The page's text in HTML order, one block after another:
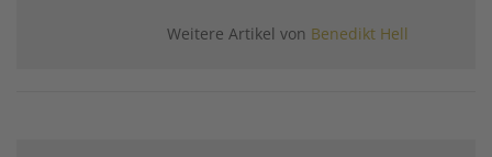
Weitere Artikel von Benedikt Hell